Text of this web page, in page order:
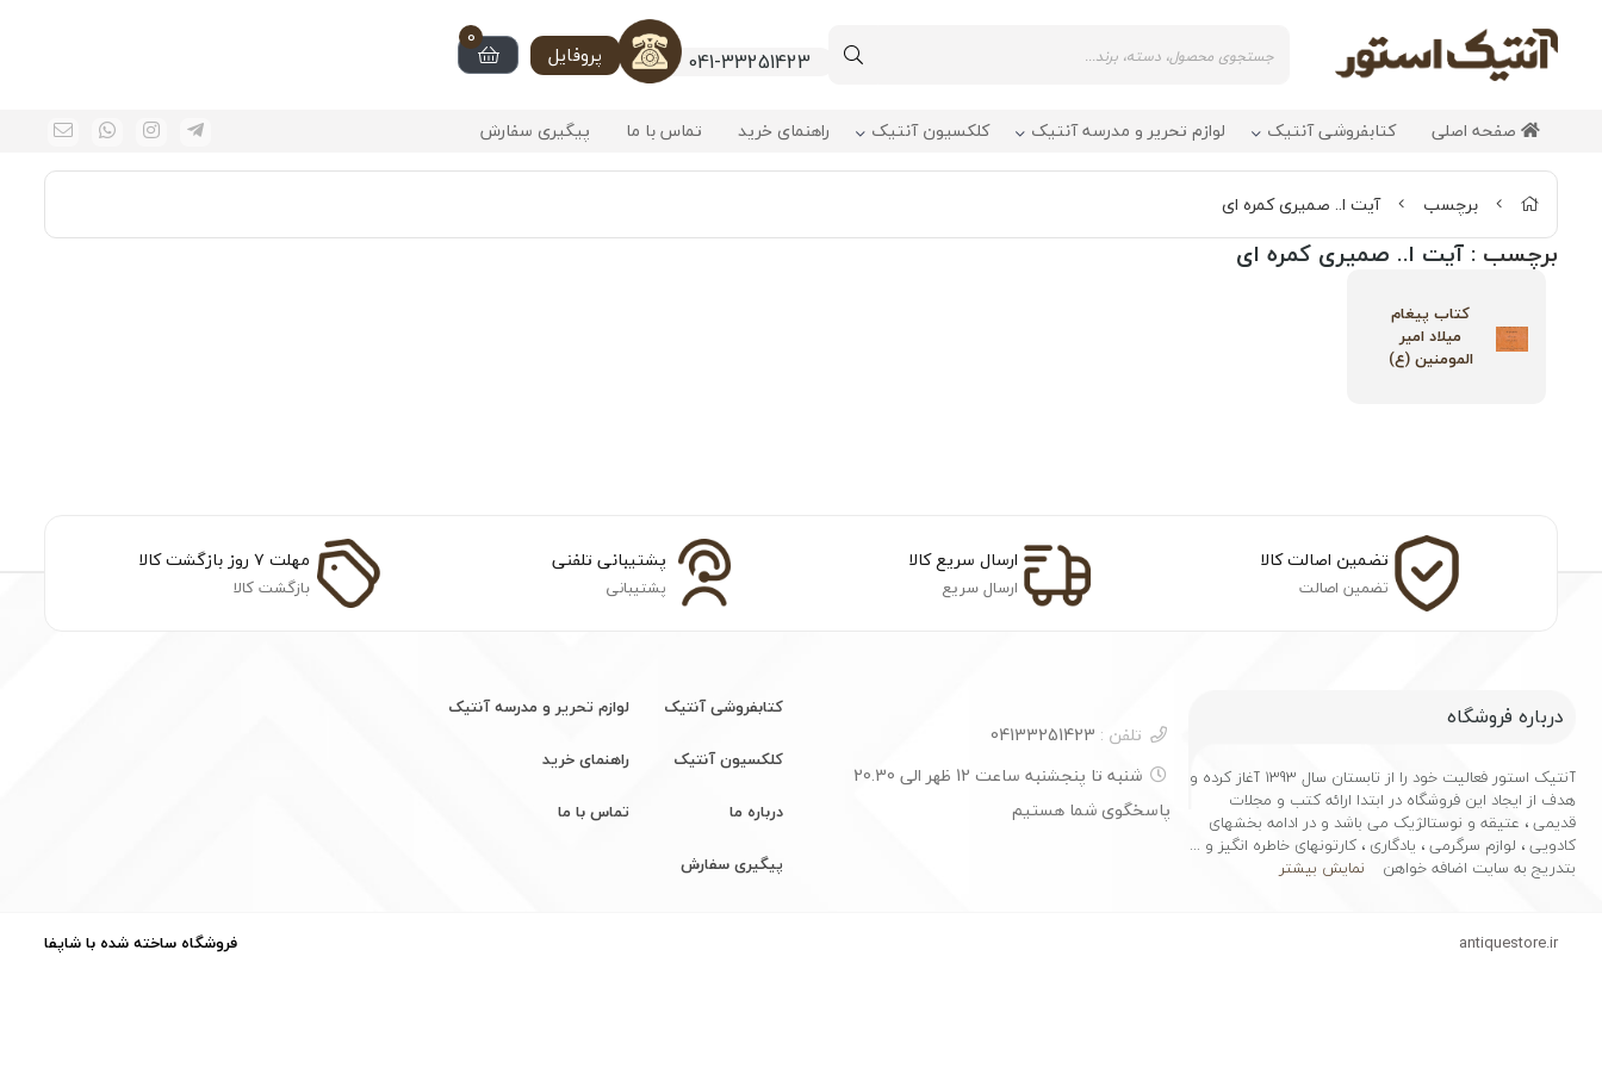
041-33251423 پروفایل
0
صفحه اصلی کتابفروشی آنتیک لوازم تحریر و مدرسه آنتیک کلکسیون آنتیک راهنمای خرید تماس با ما پیگیری سفارش
برچسب آیت ا.. صمیری کمره ای
برچسب : آیت ا.. صمیری کمره ای
کتاب پیغام
میلاد امیر
المومنین (ع)
تضمین اصالت کالا
تضمین اصالت
ارسال سریع کالا
ارسال سریع
پشتیبانی تلفنی
پشتیبانی
مهلت ۷ روز بازگشت کالا
بازگشت کالا
درباره فروشگاه
آنتیک استور فعالیت خود را از تابستان سال 1393 آغاز کرده و
هدف از ایجاد این فروشگاه در ابتدا ارائه کتب و مجلات
قدیمی ، عتیقه و نوستالژیک می باشد و در ادامه بخشهای
کادویی ، لوازم سرگرمی ، یادگاری ، کارتونهای خاطره انگیز و ...
بتدریج به سایت اضافه خواهن
نمایش بیشتر
تلفن :
شنبه تا پنجشنبه ساعت 12 ظهر الی 20.30
پاسخگوی شما هستیم
کتابفروشی آنتیک
لوازم تحریر و مدرسه آنتیک
کلکسیون آنتیک
راهنمای خرید
درباره ما
تماس با ما
پیگیری سفارش
antiquestore.ir فروشگاه ساخته شده با شاپفا